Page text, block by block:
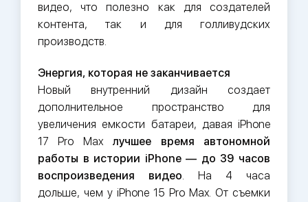
видео, что полезно как для создателей
контента, так и для голливудских
производств.
Энергия, которая не заканчивается
Новый внутренний дизайн создает
дополнительное пространство для
увеличения емкости батареи, давая iPhone
17 Pro Max лучшее время автономной
работы в истории iPhone — до 39 часов
воспроизведения видео. На 4 часа
дольше, чем у iPhone 15 Pro Max. От съемки